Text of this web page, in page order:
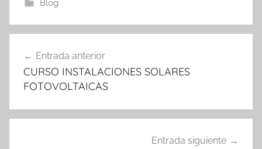
Blog
de
entradas
Entrada anterior
CURSO INSTALACIONES SOLARES
FOTOVOLTAICAS
Entrada siguiente